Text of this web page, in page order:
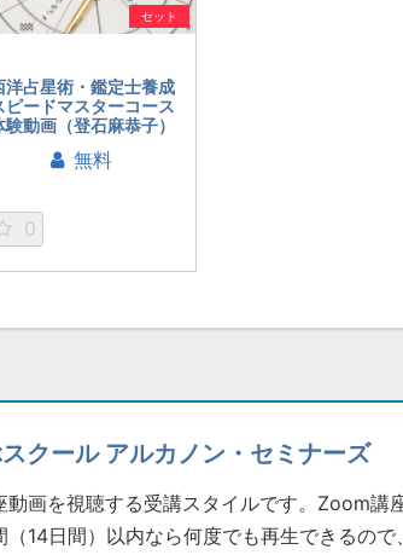
セット
洋占星術・鑑定士養成
ピードマスターコース
験動画（登石麻恭子）
無料
0
クール アルカノン・セミナーズ
動画を視聴する受講スタイルです。Zoom
14日間）以内なら何度でも再生できるので